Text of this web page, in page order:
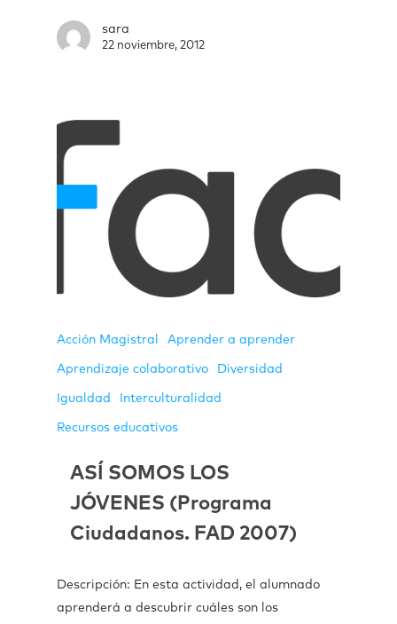
sara
22 noviembre, 2012
Acción Magistral Aprender a aprender
Aprendizaje colaborativo Diversidad
Igualdad Interculturalidad
Recursos educativos
ASÍ SOMOS LOS
JÓVENES (Programa
Ciudadanos. FAD 2007)
Descripción: En esta actividad, el alumnado
aprenderá a descubrir cuáles son los